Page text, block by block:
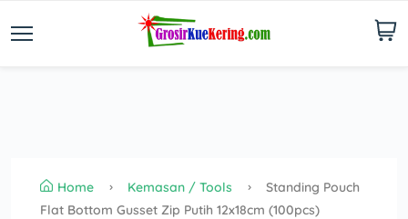
Home Kemasan / Tools
Standing Pouch
Flat Bottom Gusset Zip Putih 12x18cm (100pcs)